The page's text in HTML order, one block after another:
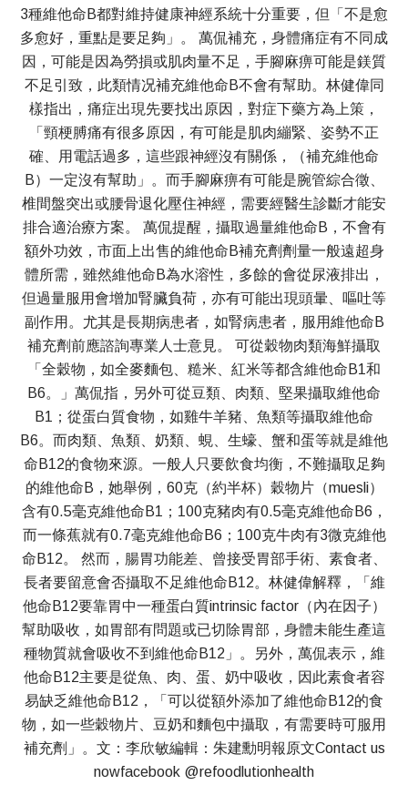
3種維他命B都對維持健康神經系統十分重要，但「不是愈
多愈好，重點是要足夠」。 萬侃補充，身體痛症有不同成
因，可能是因為勞損或肌肉量不足，手腳麻痹可能是鎂質
不足引致，此類情况補充維他命B不會有幫助。林健偉同
樣指出，痛症出現先要找出原因，對症下藥方為上策，
「頸梗膊痛有很多原因，有可能是肌肉繃緊、姿勢不正
確、用電話過多，這些跟神經沒有關係，（補充維他命
B）一定沒有幫助」。而手腳麻痹有可能是腕管綜合徵、
椎間盤突出或腰骨退化壓住神經，需要經醫生診斷才能安
排合適治療方案。 萬侃提醒，攝取過量維他命B，不會有
額外功效，市面上出售的維他命B補充劑劑量一般遠超身
體所需，雖然維他命B為水溶性，多餘的會從尿液排出，
但過量服用會增加腎臟負荷，亦有可能出現頭暈、嘔吐等
副作用。尤其是長期病患者，如腎病患者，服用維他命B
補充劑前應諮詢專業人士意見。 可從穀物肉類海鮮攝取
「全穀物，如全麥麵包、糙米、紅米等都含維他命B1和
B6。」萬侃指，另外可從豆類、肉類、堅果攝取維他命
B1；從蛋白質食物，如雞牛羊豬、魚類等攝取維他命
B6。而肉類、魚類、奶類、蜆、生蠔、蟹和蛋等就是維他
命B12的食物來源。一般人只要飲食均衡，不難攝取足夠
的維他命B，她舉例，60克（約半杯）穀物片（muesli）
含有0.5毫克維他命B1；100克豬肉有0.5毫克維他命B6，
而一條蕉就有0.7毫克維他命B6；100克牛肉有3微克維他
命B12。 然而，腸胃功能差、曾接受胃部手術、素食者、
長者要留意會否攝取不足維他命B12。林健偉解釋，「維
他命B12要靠胃中一種蛋白質intrinsic factor（內在因子）
幫助吸收，如胃部有問題或已切除胃部，身體未能生產這
種物質就會吸收不到維他命B12」。另外，萬侃表示，維
他命B12主要是從魚、肉、蛋、奶中吸收，因此素食者容
易缺乏維他命B12，「可以從額外添加了維他命B12的食
物，如一些穀物片、豆奶和麵包中攝取，有需要時可服用
補充劑」。文：李欣敏編輯：朱建勳明報原文Contact us
nowfacebook @refoodlutionhealth